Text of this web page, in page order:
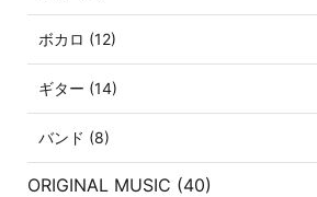
ボカロ (12)
ギター (14)
バンド (8)
ORIGINAL MUSIC (40)